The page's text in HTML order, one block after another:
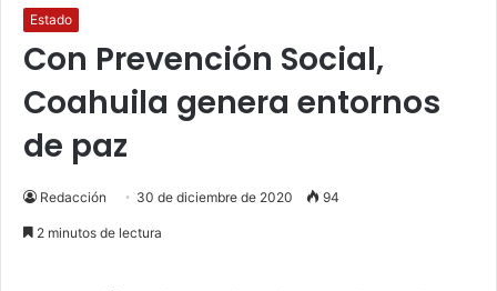
Estado
Con Prevención Social,
Coahuila genera entornos
de paz
Redacción 30 de diciembre de 2020 94
2 minutos de lectura